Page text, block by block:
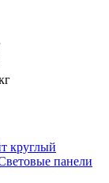
круглый
панели